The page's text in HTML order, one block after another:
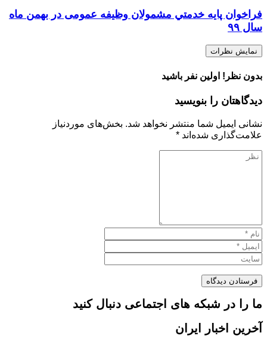
فراخوان پايه خدمتي مشمولان وظیفه عمومی در بهمن ماه
سال ۹۹
نمایش نظرات
بدون نظر! اولین نفر باشید
دیدگاهتان را بنویسید
نشانی ایمیل شما منتشر نخواهد شد. بخش‌های موردنیاز
علامت‌گذاری شده‌اند *
ما را در شبکه های اجتماعی دنبال کنید
آخرین اخبار ایران